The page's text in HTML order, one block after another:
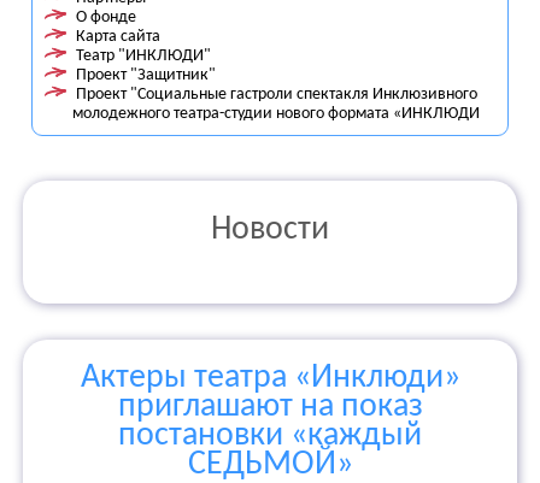
О фонде
Карта сайта
Театр "ИНКЛЮДИ"
Проект "Защитник"
Проект "Социальные гастроли спектакля Инклюзивного
молодежного театра-студии нового формата «ИНКЛЮДИ
Новости
Актеры театра «Инклюди»
приглашают на показ
постановки «каждый
СЕДЬМОЙ»